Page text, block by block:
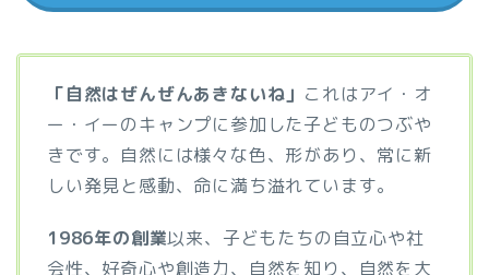
「自然はぜんぜんあきないね」 これはアイ・オ
ー・イーのキャンプに参加した子どものつぶや
きです。自然には様々な色、形があり、常に新
しい発見と感動、命に満ち溢れています。
1986年の創業以来、子どもたちの自立心や社
会性、好奇心や創造力、自然を知り、自然を大